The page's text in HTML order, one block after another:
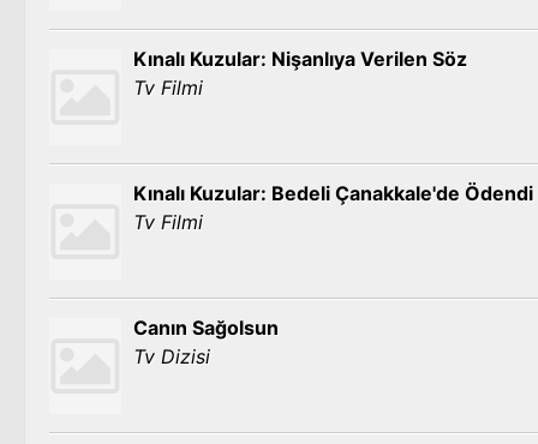
Kınalı Kuzular: Nişanlıya Verilen Söz
Tv Filmi
Kınalı Kuzular: Bedeli Çanakkale'de Ödendi
Tv Filmi
Canın Sağolsun
Tv Dizisi